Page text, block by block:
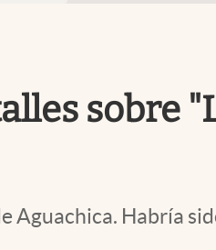
sobre
Aguachica. Habría